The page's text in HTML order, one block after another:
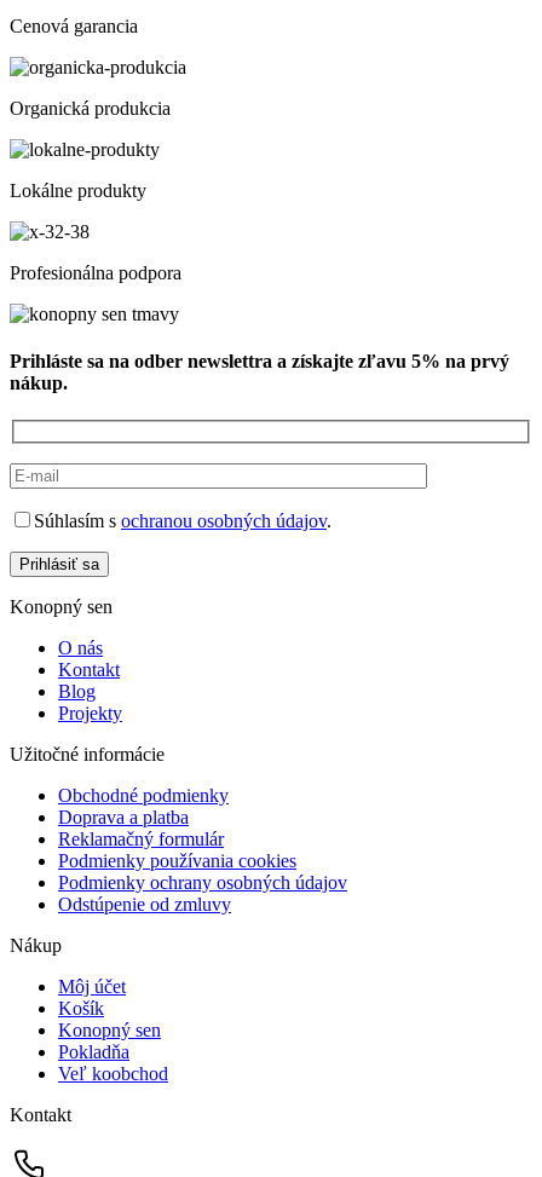
Cenová garancia
Organická produkcia
Lokálne produkty
Profesionálna podpora
Prihláste sa na odber newslettra a získajte zľavu 5% na prvý
nákup.
Súhlasím s ochranou osobných údajov.
Prihlásiť sa
Konopný sen
O nás
Kontakt
Blog
Projekty
Užitočné informácie
Obchodné podmienky
Doprava a platba
Reklamačný formulár
Podmienky používania cookies
Podmienky ochrany osobných údajov
Odstúpenie od zmluvy
Nákup
Môj účet
Košík
Konopný sen
Pokladňa
Veľ koobchod
Kontakt